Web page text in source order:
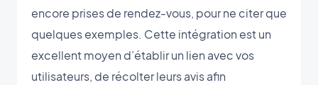
encore prises de rendez-vous, pour ne citer que
quelques exemples. Cette intégration est un
excellent moyen d’établir un lien avec vos
utilisateurs, de récolter leurs avis afin